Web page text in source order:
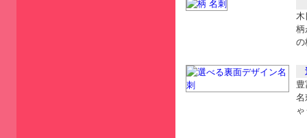
木
柄
の
名